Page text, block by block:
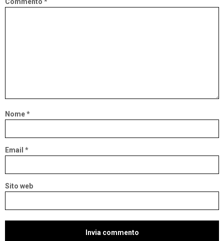
Commento *
Nome*
Email *
Sito web